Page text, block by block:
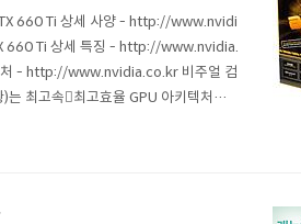
660 Ti 상세 사양 - http://www.nvidi
Ti 상세 특징 - http://www.nvidia.
- http://www.nvidia.co.kr 비주얼 컴
최고속최고효율 GPU 아키텍처인
시했다. 게이머들..